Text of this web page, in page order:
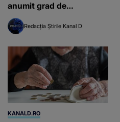
anumit grad de
imunitate...”
Redacția Știrile Kanal D
KANALD.RO